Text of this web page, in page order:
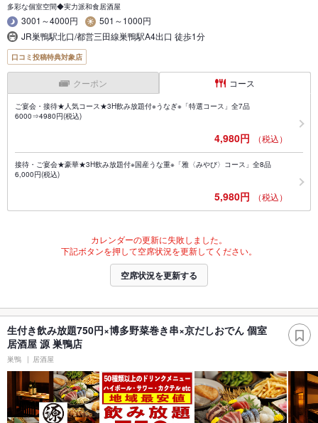
多彩な個室空間◆実力派和食居酒屋
3001～4000円
501～1000円
JR巣鴨駅北口/都営三田線巣鴨駅A4出口 徒歩1分
口コミ投稿特典対象店
クーポン コース
ご宴会・接待★人気コース★3H飲み放題付※うなぎ※「特選コース」全7品
6000⇒4980円(税込)
4,980円 （税込）
接待・ご宴会★豪華★3H飲み放題付※国産うな重※「雅〈みやび〉コース」全8品
6,000円(税込)
5,980円 （税込）
カレンダーの更新に失敗しました。
下記ボタンを押して空席状況を更新してください。
空席状況を更新する
生付き飲み放題750円×博多野菜巻き串×京だしおでん 個室
居酒屋 源 巣鴨店
巣鴨 居酒屋